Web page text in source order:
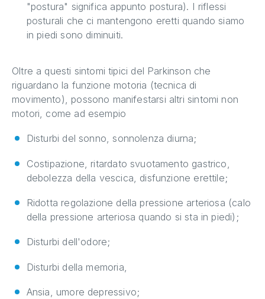
"postura" significa appunto postura). I riflessi
posturali che ci mantengono eretti quando siamo
in piedi sono diminuiti.
Oltre a questi sintomi tipici del Parkinson che
riguardano la funzione motoria (tecnica di
movimento), possono manifestarsi altri sintomi non
motori, come ad esempio
Disturbi del sonno, sonnolenza diurna;
Costipazione, ritardato svuotamento gastrico,
debolezza della vescica, disfunzione erettile;
Ridotta regolazione della pressione arteriosa (calo
della pressione arteriosa quando si sta in piedi);
Disturbi dell'odore;
Disturbi della memoria,
Ansia, umore depressivo;